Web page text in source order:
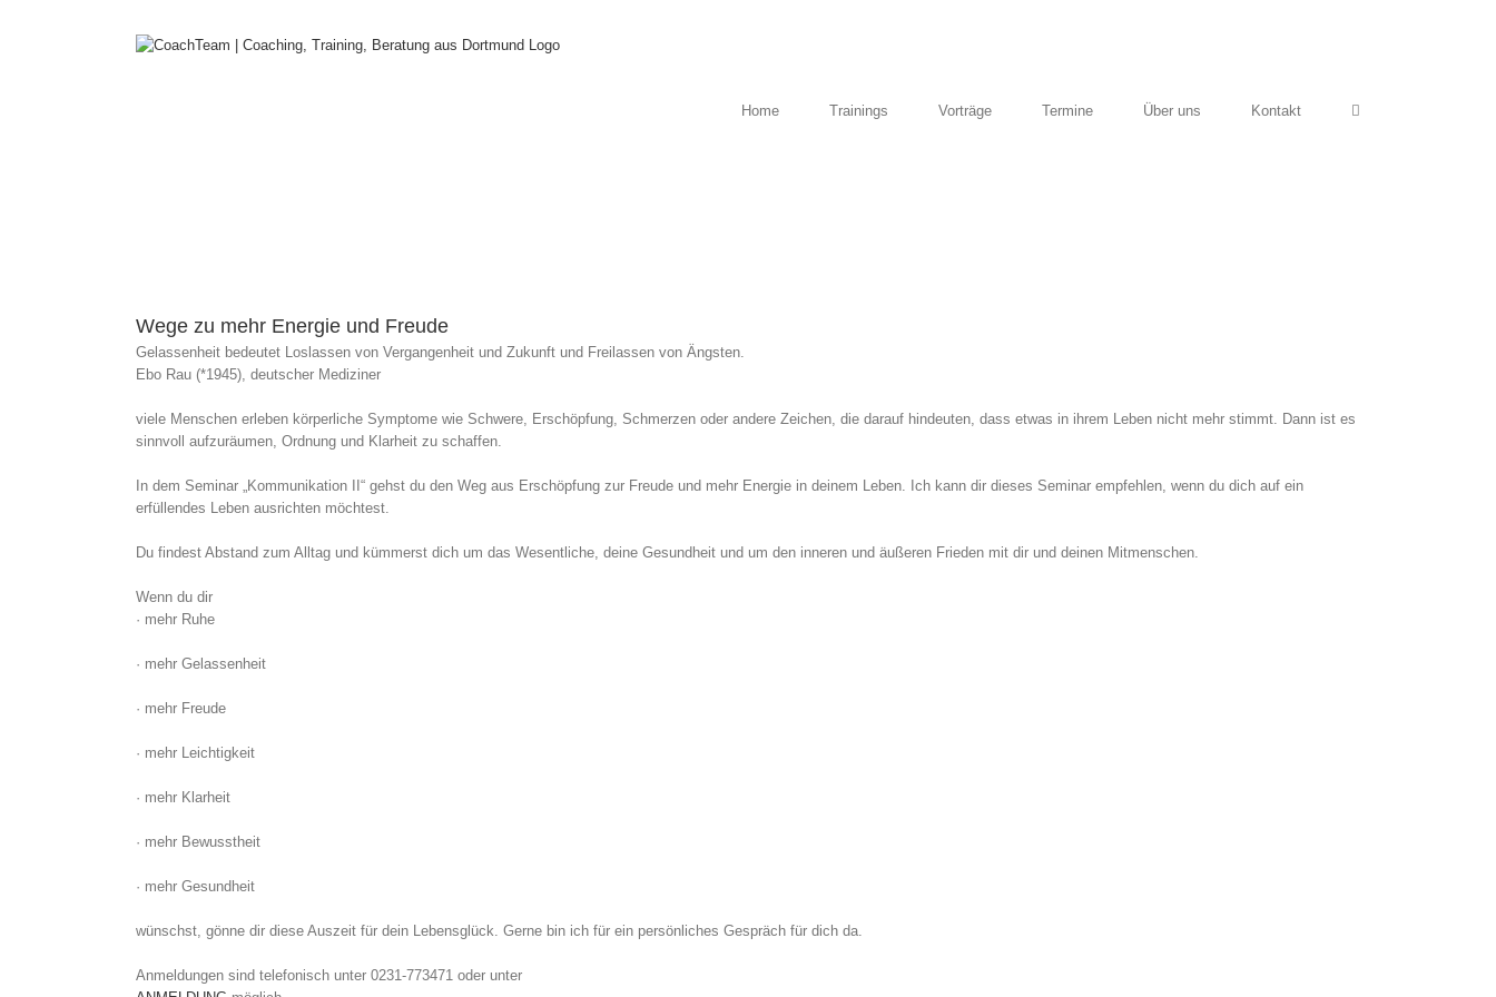
Home Trainings Vorträge Termine Über uns Kontakt
Bild
Wege zu mehr Energie und Freude
Gelassenheit bedeutet Loslassen von Vergangenheit und Zukunft und Freilassen von Ängsten.
Ebo Rau (*1945), deutscher Mediziner
viele Menschen erleben körperliche Symptome wie Schwere, Erschöpfung, Schmerzen oder andere Zeichen, die darauf hindeuten, dass etwas in ihrem Leben nicht mehr stimmt. Dann ist es
sinnvoll aufzuräumen, Ordnung und Klarheit zu schaffen.
In dem Seminar „Kommunikation II“ gehst du den Weg aus Erschöpfung zur Freude und mehr Energie in deinem Leben. Ich kann dir dieses Seminar empfehlen, wenn du dich auf ein
erfüllendes Leben ausrichten möchtest.
Du findest Abstand zum Alltag und kümmerst dich um das Wesentliche, deine Gesundheit und um den inneren und äußeren Frieden mit dir und deinen Mitmenschen.
Wenn du dir
· mehr Ruhe
· mehr Gelassenheit
· mehr Freude
· mehr Leichtigkeit
· mehr Klarheit
· mehr Bewusstheit
· mehr Gesundheit
wünschst, gönne dir diese Auszeit für dein Lebensglück. Gerne bin ich für ein persönliches Gespräch für dich da.
Anmeldungen sind telefonisch unter 0231-773471 oder unter